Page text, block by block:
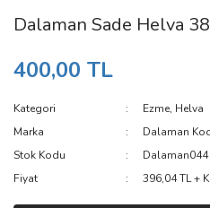
Dalaman Sade Helva
400,00 TL
Kategori
Ezme, Helva
Marka
Dalaman
Stok Kodu
Dalaman044
Fiyat
396,04 TL +